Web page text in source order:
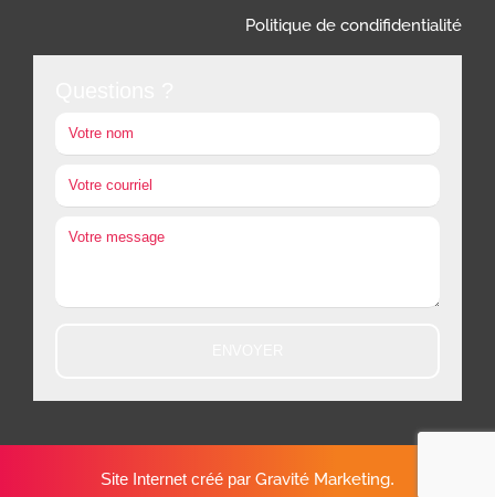
Politique de condifidentialité
Site Internet créé par Gravité Marketing.